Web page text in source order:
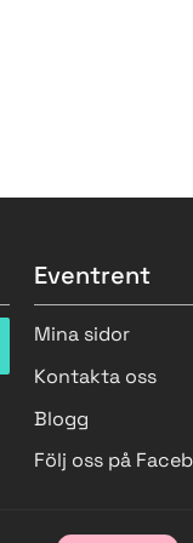
Eventrent
Mina sidor
Kontakta oss
Blogg
Följ oss på